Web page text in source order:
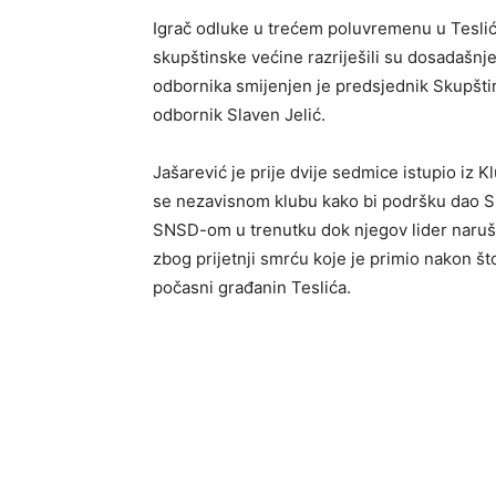
Igrač odluke u trećem poluvremenu u
skupštinske većine razriješili su
odbornika smijenjen je predsjednik
odbornik Slaven Jelić.
Jašarević je prije dvije sedmice istupio iz
se nezavisnom klubu kako bi podršku dao
SNSD-om u trenutku dok njegov lider
zbog prijetnji smrću koje je primio nakon
počasni građanin Teslića.